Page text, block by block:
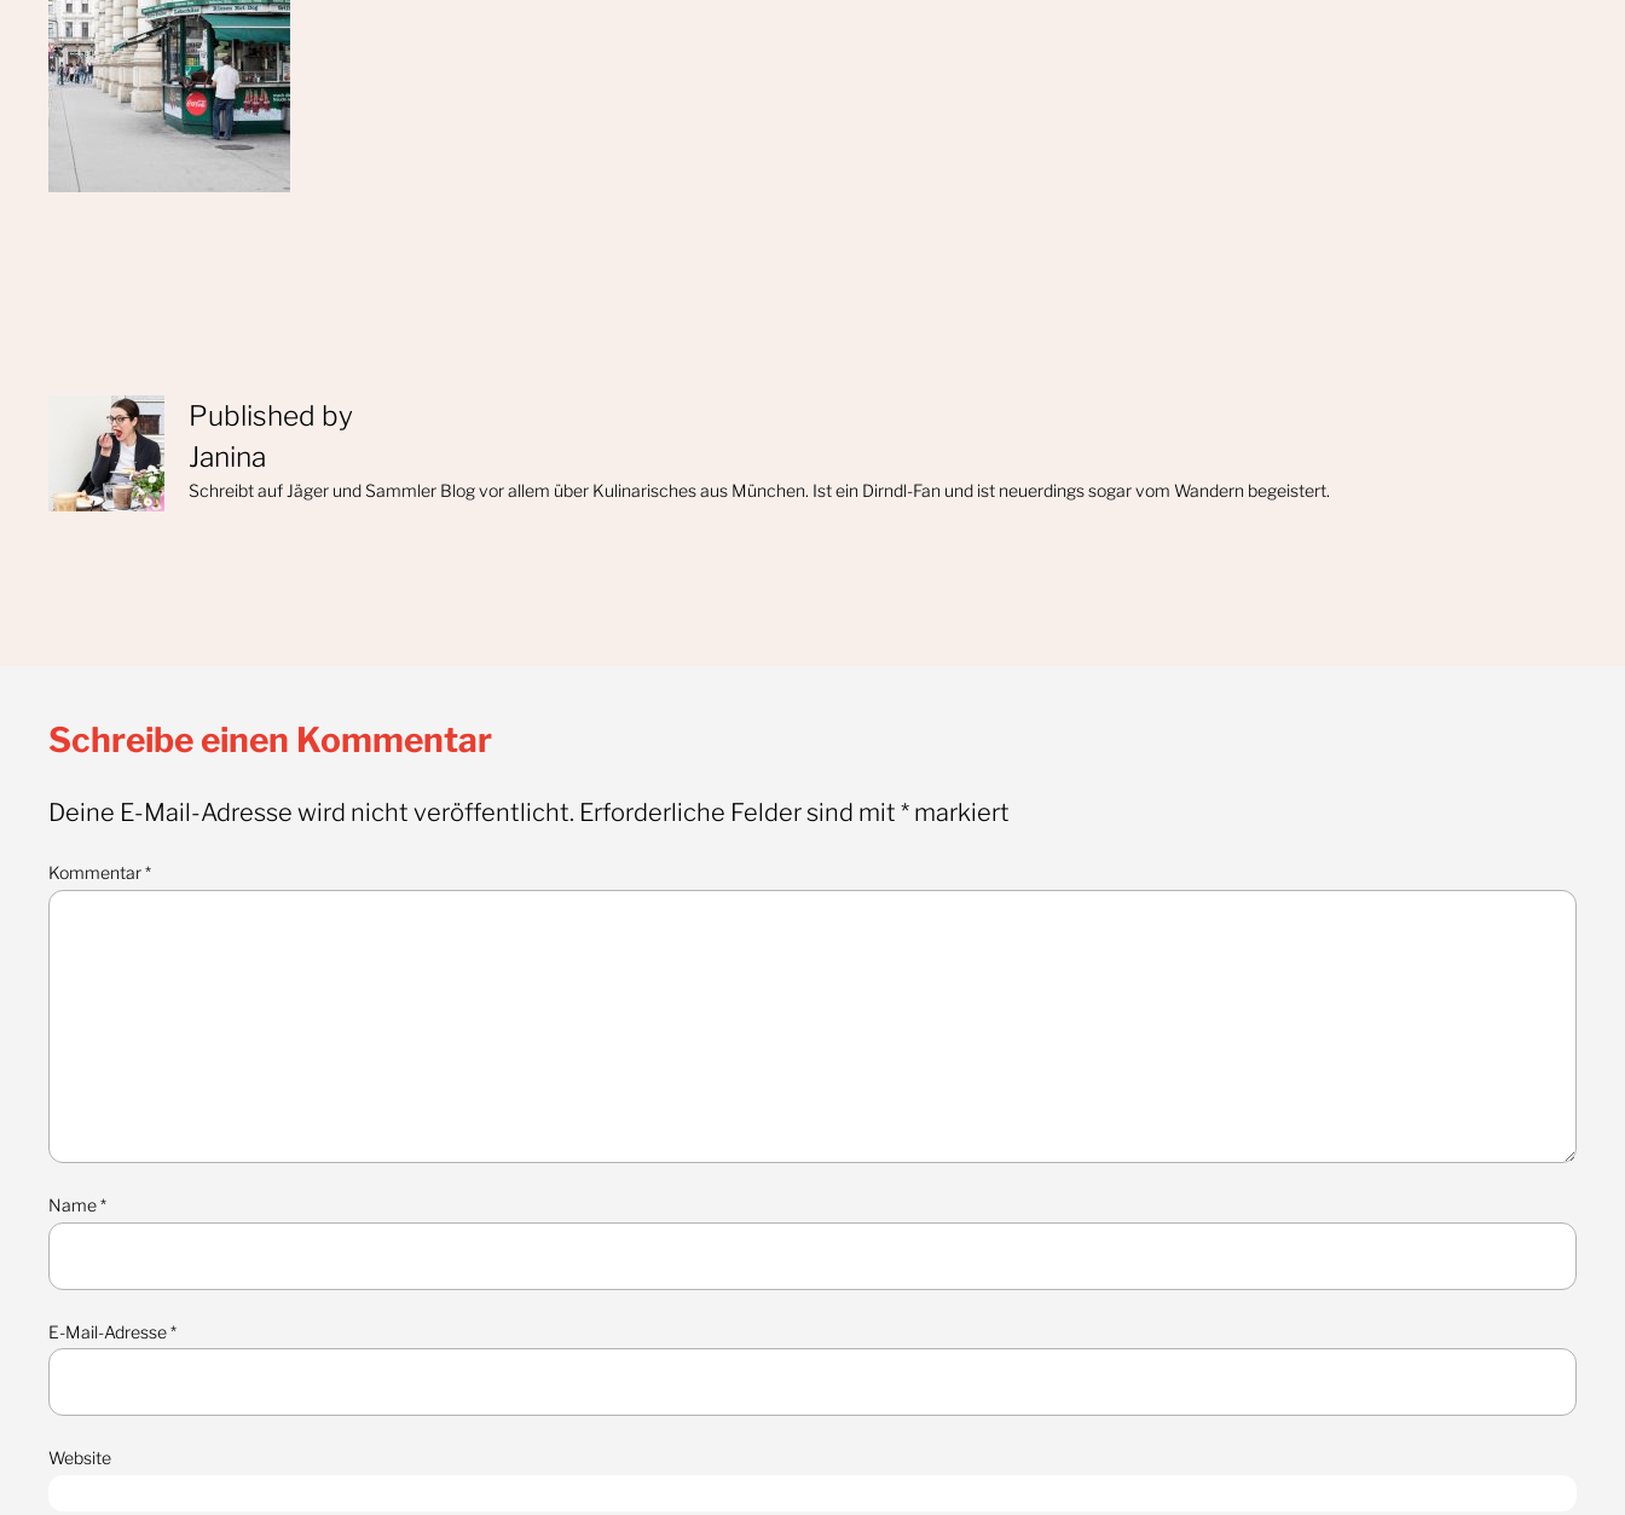
Published by
Janina
Schreibt auf Jäger und Sammler Blog vor allem über Kulinarisches aus München. Ist ein Dirndl-Fan und ist neuerdings sogar vom Wandern begeistert.
Schreibe einen Kommentar
Deine E-Mail-Adresse wird nicht veröffentlicht. Erforderliche Felder sind mit * markiert
Kommentar*
Name*
E-Mail-Adresse*
Website